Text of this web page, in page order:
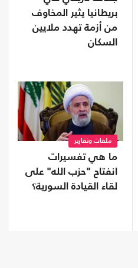
بريطانيا يثير المخاوف
من أزمة تهدد ملايين
السكان
ملفات وتقارير
ما هي تفسيرات
انفتاح "حزب الله" على
لقاء القيادة السورية؟